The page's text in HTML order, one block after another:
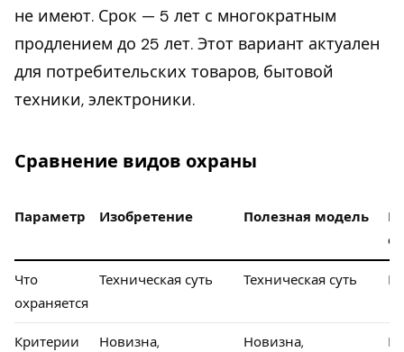
не имеют. Срок — 5 лет с многократным
продлением до 25 лет. Этот вариант актуален
для потребительских товаров, бытовой
техники, электроники.
Сравнение видов охраны
Параметр Изобретение Полезная модель
Что
охраняется
Техническая суть Техническая суть
Критерии
Новизна,
Новизна,